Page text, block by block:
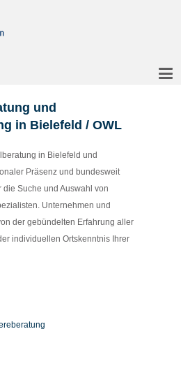
und
in Bielefeld / OWL
in Bielefeld und
Präsenz und bundesweit
Suche und Auswahl von
Unternehmen und
der gebündelten Erfahrung aller
individuellen Ortskenntnis Ihrer